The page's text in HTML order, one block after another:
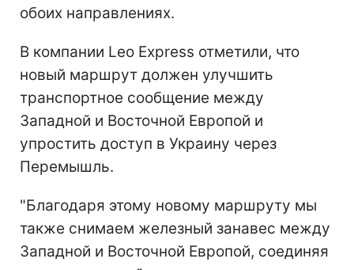
обоих направлениях.
В компании Leo Express отметили, что
новый маршрут должен улучшить
транспортное сообщение между
Западной и Восточной Европой и
упростить доступ в Украину через
Перемышль.
"Благодаря этому новому маршруту мы
также снимаем железный занавес между
Западной и Восточной Европой, соединяя